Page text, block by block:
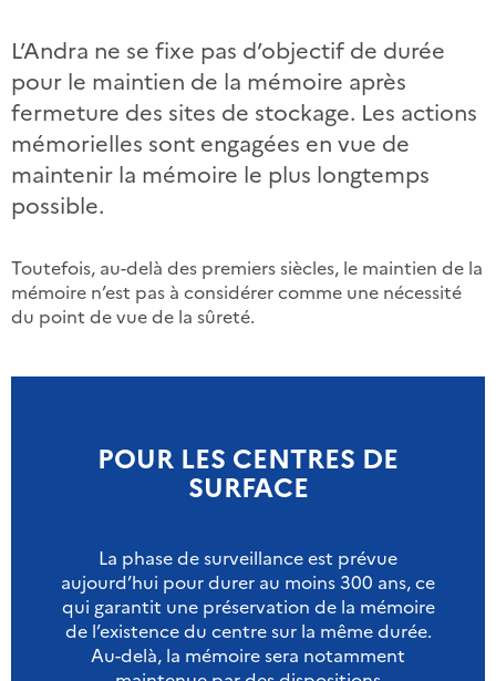
L’Andra ne se fixe pas d’objectif de durée
pour le maintien de la mémoire après
fermeture des sites de stockage. Les actions
mémorielles sont engagées en vue de
maintenir la mémoire le plus longtemps
possible.
Toutefois, au-delà des premiers siècles, le maintien de la
mémoire n’est pas à considérer comme une nécessité
du point de vue de la sûreté.
POUR LES CENTRES DE
SURFACE
La phase de surveillance est prévue
aujourd’hui pour durer au moins 300 ans, ce
qui garantit une préservation de la mémoire
de l’existence du centre sur la même durée.
Au-delà, la mémoire sera notamment